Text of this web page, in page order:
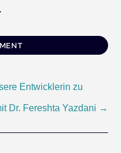
Entwicklerin zu
Dr. Fereshta Yazdani →